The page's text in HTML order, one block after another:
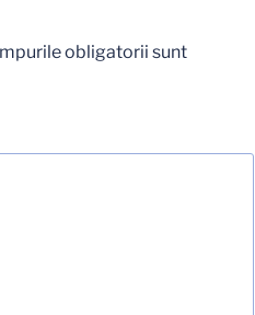
obligatorii sunt